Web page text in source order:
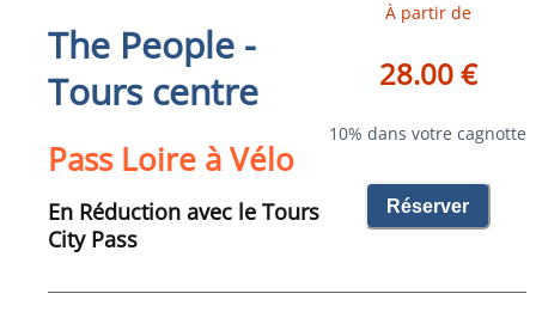
The People -
Tours centre
Pass Loire à Vélo
En Réduction avec le Tours
City Pass
À partir de
28.00 €
10% dans votre cagnotte
Réserver